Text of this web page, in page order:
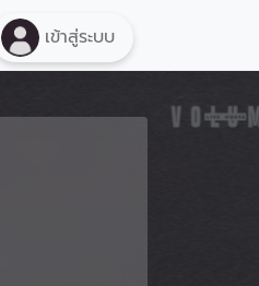
เข้าสู่ระบบ